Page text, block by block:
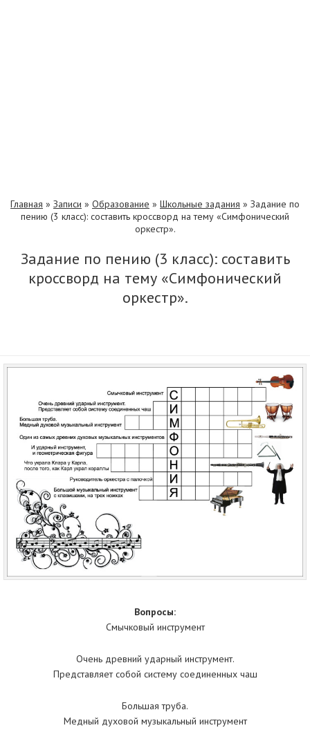
Главная » Записи » Образование » Школьные задания » Задание по
пению (3 класс): составить кроссворд на тему «Симфонический
оркестр».
Задание по пению (3 класс): составить
кроссворд на тему «Симфонический
оркестр».
Вопросы:
Смычковый инструмент
Очень древний ударный инструмент.
Представляет собой систему соединенных чаш
Большая труба.
Медный духовой музыкальный инструмент